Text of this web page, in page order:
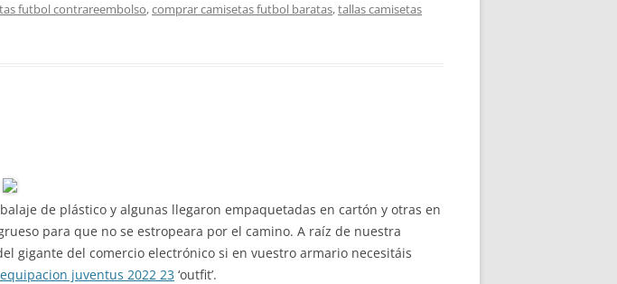
futbol contrareembolso,comprar camisetas futbol baratas,tallas camisetas
de plástico y algunas llegaron empaquetadas en cartón y otras en
para que no se estropeara por el camino. A raíz de nuestra
gigante del comercio electrónico si en vuestro armario necesitáis
equipacion juventus 2022 23 ‘outfit’.